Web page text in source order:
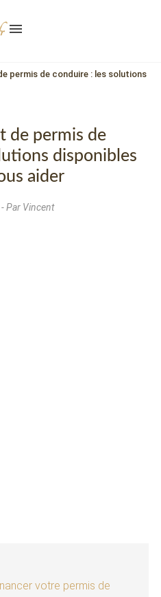
menu
permis de conduire : les solutions
de permis de
disponibles
aider
- Par Vincent
votre permis de